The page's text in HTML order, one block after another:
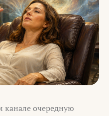
канале очередную